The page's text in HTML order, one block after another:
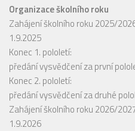
Organizace školního roku
Zahájení školního roku 2025/
1.9.2025
Konec 1. pololetí:
předání vysvědčení za první
Konec 2. pololetí:
předání vysvědčení za druhé
Zahájení školního roku 2026/
1.9.2026